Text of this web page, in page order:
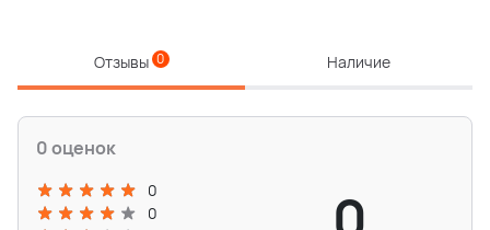
Отзывы 0 Наличие
0 оценок
0
0